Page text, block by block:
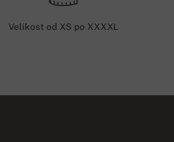
Velikost od XS po XXXXL